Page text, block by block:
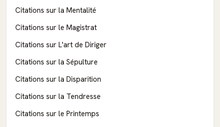
Citations sur la Mentalité
Citations sur le Magistrat
Citations sur L'art de Diriger
Citations sur la Sépulture
Citations sur la Disparition
Citations sur la Tendresse
Citations sur le Printemps